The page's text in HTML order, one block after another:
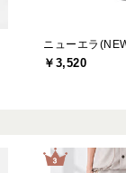
ニューエラ
￥3,520